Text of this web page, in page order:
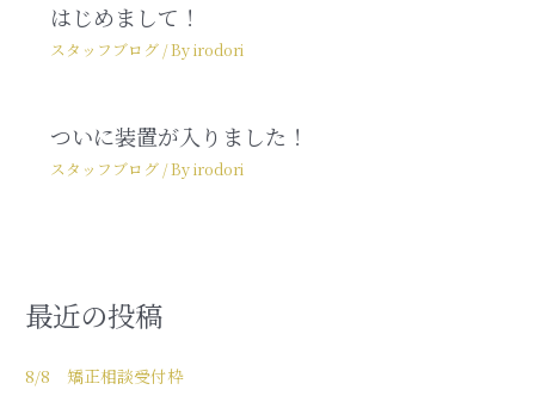
はじめまして！
スタッフブログ/ Byirodori
ついに装置が入りました！
スタッフブログ/ Byirodori
最近の投稿
8/8 矯正相談受付枠